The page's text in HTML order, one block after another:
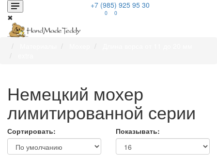
✖
+7 (985) 925 95 30
0 0
Немецкий мохер
лимитированной серии
Сортировать: Показывать: